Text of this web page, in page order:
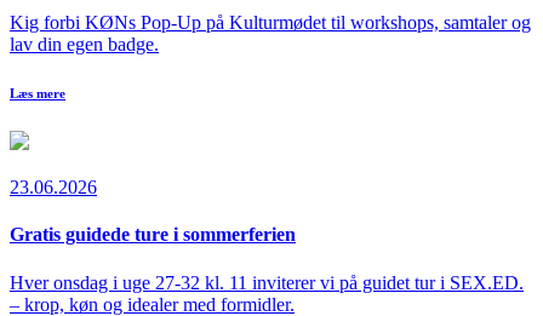
Kig forbi KØNs Pop-Up på Kulturmødet til workshops, samtaler og
lav din egen badge.
Læs mere
23.06.2026
Gratis guidede ture i sommerferien
Hver onsdag i uge 27-32 kl. 11 inviterer vi på guidet tur i SEX.ED.
– krop, køn og idealer med formidler.